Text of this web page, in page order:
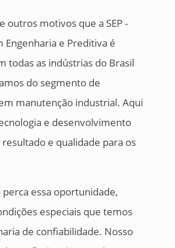
outros motivos que a SEP -
Engenharia e Preditiva é
todas as indústrias do Brasil
do segmento de
manutenção industrial. Aqui
e desenvolvimento
e qualidade para os
perca essa oportunidade,
especiais que temos
de confiabilidade. Nosso